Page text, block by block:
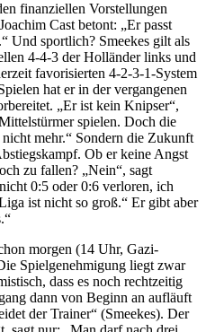
finanziellen Vorstellungen
Cast betont: „Er passt
Und sportlich? Smeekes gilt als
4-4-3 der Holländer links und
favorisierten 4-2-3-1-System
hat er in der vergangenen
„Er ist kein Knipser“,
spielen. Doch die
mehr.“ Sondern die Zukunft
Ob er keine Angst
zu fallen? „Nein“, sagt
0:5 oder 0:6 verloren, ich
ist nicht so groß.“ Er gibt aber
morgen (14 Uhr, Gazi-
Spielgenehmigung liegt zwar
dass es noch rechtzeitig
dann von Beginn an aufläuft
der Trainer“ (Smeekes). Der